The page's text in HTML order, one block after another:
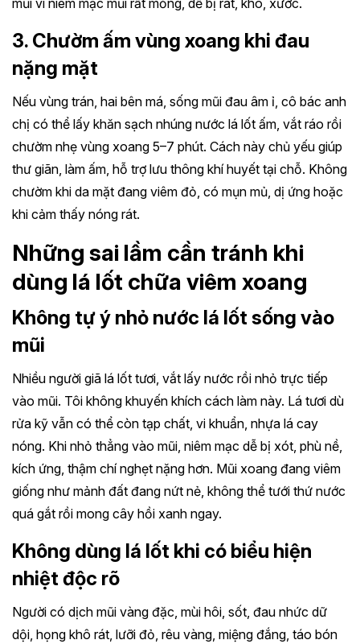
mũi vì niêm mạc mũi rất mỏng, dễ bị rát, khô, xước.
3. Chườm ấm vùng xoang khi đau
nặng mặt
Nếu vùng trán, hai bên má, sống mũi đau âm ỉ, cô bác anh
chị có thể lấy khăn sạch nhúng nước lá lốt ấm, vắt ráo rồi
chườm nhẹ vùng xoang 5–7 phút. Cách này chủ yếu giúp
thư giãn, làm ấm, hỗ trợ lưu thông khí huyết tại chỗ. Không
chườm khi da mặt đang viêm đỏ, có mụn mủ, dị ứng hoặc
khi cảm thấy nóng rát.
Những sai lầm cần tránh khi
dùng lá lốt chữa viêm xoang
Không tự ý nhỏ nước lá lốt sống vào
mũi
Nhiều người giã lá lốt tươi, vắt lấy nước rồi nhỏ trực tiếp
vào mũi. Tôi không khuyến khích cách làm này. Lá tươi dù
rửa kỹ vẫn có thể còn tạp chất, vi khuẩn, nhựa lá cay
nóng. Khi nhỏ thẳng vào mũi, niêm mạc dễ bị xót, phù nề,
kích ứng, thậm chí nghẹt nặng hơn. Mũi xoang đang viêm
giống như mảnh đất đang nứt nẻ, không thể tưới thứ nước
quá gắt rồi mong cây hồi xanh ngay.
Không dùng lá lốt khi có biểu hiện
nhiệt độc rõ
Người có dịch mũi vàng đặc, mùi hôi, sốt, đau nhức dữ
dội, họng khô rát, lưỡi đỏ, rêu vàng, miệng đắng, táo bón